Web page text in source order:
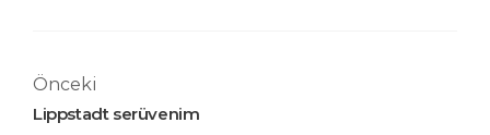
Önceki
Lippstadt serüvenim